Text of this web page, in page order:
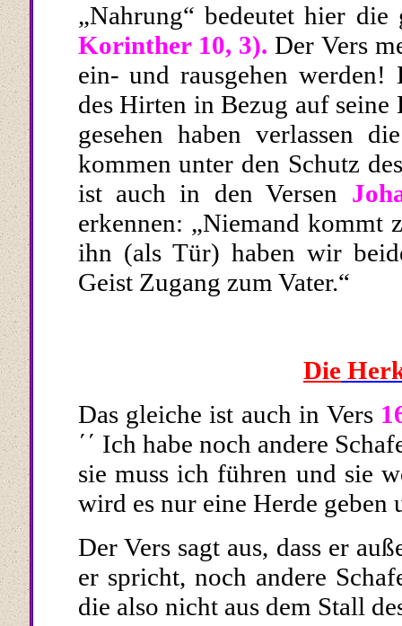
„Nahrung“ bedeutet hier
Korinther 10, 3).Der Vers
ein- und rausgehen
des Hirten in Bezug auf
gesehen haben verlassen
kommen unter den Schutz
ist auch in den Versen
erkennen: „Niemand kommt
ihn (als Tür) haben wir
Geist Zugang zum Vater.“
Die
Das gleiche ist auch in Vers
΄΄ Ich habe noch andere
sie muss ich führen und sie
wird es nur eine Herde geben
Der Vers sagt aus, dass er
er spricht, noch andere
die also nicht aus dem Stall